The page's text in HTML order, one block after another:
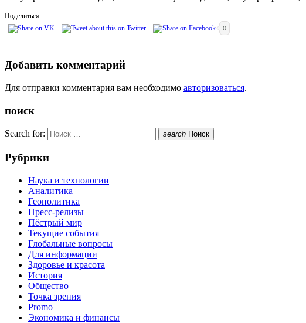
Поделиться...
0
Добавить комментарий
Для отправки комментария вам необходимо авторизоваться.
поиск
Search for: search Поиск
Рубрики
Наука и технологии
Аналитика
Геополитика
Пресс-релизы
Пёстрый мир
Текущие события
Глобальные вопросы
Для информации
Здоровье и красота
История
Общество
Точка зрения
Promo
Экономика и финансы